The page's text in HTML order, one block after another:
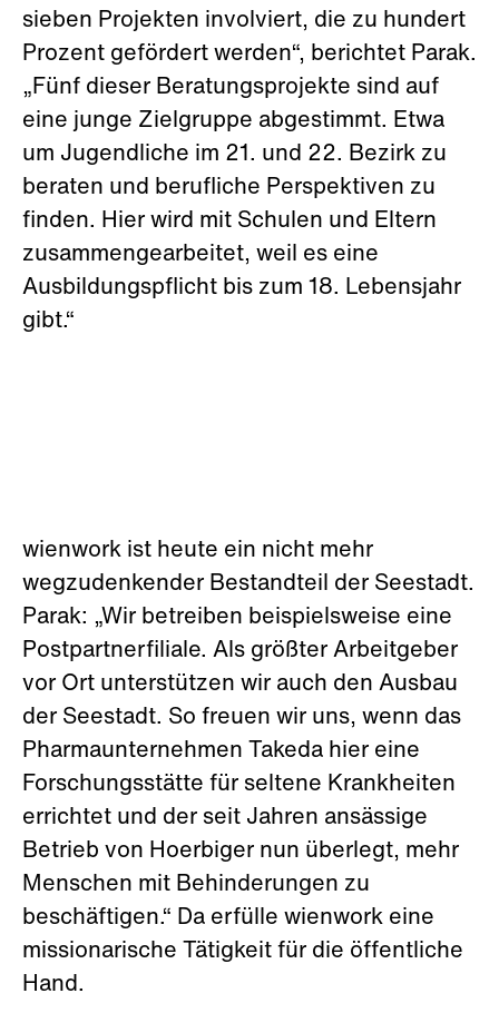
sieben Projekten involviert, die zu hundert
Prozent gefördert werden“, berichtet Parak.
„Fünf dieser Beratungsprojekte sind auf
eine junge Zielgruppe abgestimmt. Etwa
um Jugendliche im 21. und 22. Bezirk zu
beraten und berufliche Perspektiven zu
finden. Hier wird mit Schulen und Eltern
zusammengearbeitet, weil es eine
Ausbildungspflicht bis zum 18. Lebensjahr
gibt.“
wienwork ist heute ein nicht mehr
wegzudenkender Bestandteil der Seestadt.
Parak: „Wir betreiben beispielsweise eine
Postpartnerfiliale. Als größter Arbeitgeber
vor Ort unterstützen wir auch den Ausbau
der Seestadt. So freuen wir uns, wenn das
Pharmaunternehmen Takeda hier eine
Forschungsstätte für seltene Krankheiten
errichtet und der seit Jahren ansässige
Betrieb von Hoerbiger nun überlegt, mehr
Menschen mit Behinderungen zu
beschäftigen.“ Da erfülle wienwork eine
missionarische Tätigkeit für die öffentliche
Hand.